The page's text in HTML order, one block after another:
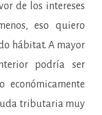
de los intereses
eso quiero
hábitat. A mayor
podría ser
tributaria muy